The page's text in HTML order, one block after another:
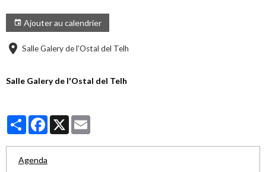
Ajouter au calendrier
Salle Galery de l'Ostal del Telh
Salle Galery de l'Ostal del Telh
PartagerFacebook
X
Agenda